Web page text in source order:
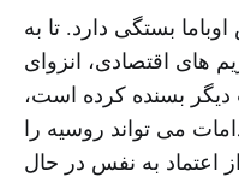
بستگی دارد. تا به
های اقتصادی، انزوای
دیگر بسنده کرده است،
می تواند روسیه را
اعتماد به نفس در حال